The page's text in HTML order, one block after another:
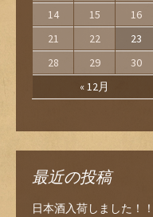
« 12月
14
15 16
21
22 23
28
29 30
最近の投稿
日本酒入荷しました！！